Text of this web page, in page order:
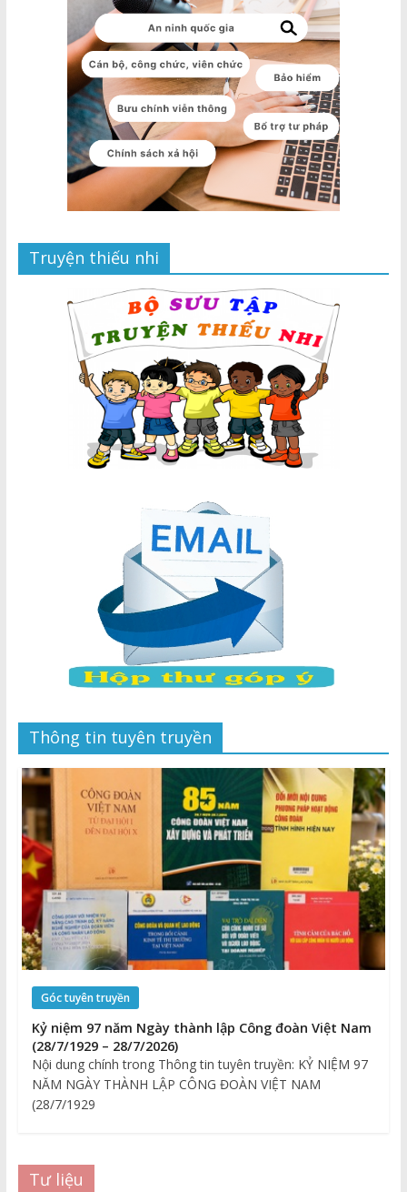
Truyện thiếu nhi
Thông tin tuyên truyền
Góc tuyên truyền
Kỷ niệm 97 năm Ngày thành lập Công đoàn Việt Nam
(28/7/1929 – 28/7/2026)
Nội dung chính trong Thông tin tuyên truyền: KỶ NIỆM 97
NĂM NGÀY THÀNH LẬP CÔNG ĐOÀN VIỆT NAM
(28/7/1929
Tư liệu